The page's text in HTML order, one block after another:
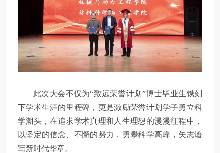
此次大会不仅为“致远荣誉计划”博士毕业生镌刻
下学术生涯的里程碑，更是激励荣誉计划学子勇立科
学潮头，在追求学术真理和人生理想的漫漫征程中，
以坚定的信念、不懈的努力，勇攀科学高峰，矢志谱
写新时代华章。